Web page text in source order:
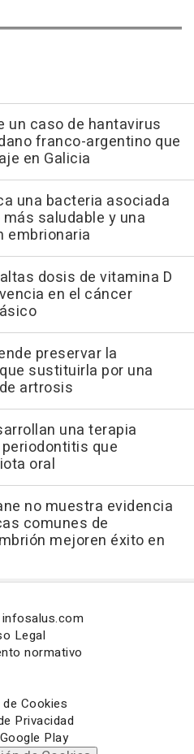
un caso de hantavirus
franco-argentino que
en Galicia
una bacteria asociada
saludable y una
embrionaria
dosis de vitamina D
en el cáncer
preservar la
sustituirla por una
artrosis
una terapia
que
oral
no muestra evidencia
comunes de
mejoren éxito en
Legal
normativo
Cookies
Privacidad
Play